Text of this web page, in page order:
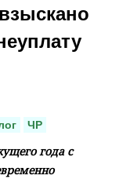
ЧР
года с